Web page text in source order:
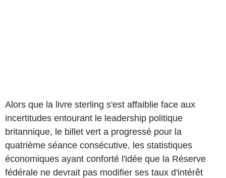
Alors que la livre sterling s'est affaiblie face aux
incertitudes entourant le leadership politique
britannique, le billet vert a progressé pour la
quatrième séance consécutive, les statistiques
économiques ayant conforté l'idée que la Réserve
fédérale ne devrait pas modifier ses taux d'intérêt